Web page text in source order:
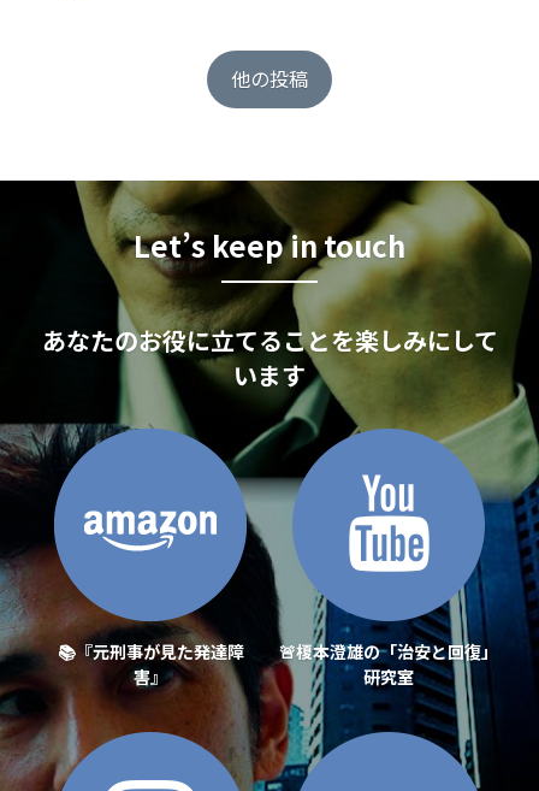
他の投稿
Let’s keep in touch
あなたのお役に立てることを楽しみにして
います
📚『元刑事が見た発達障
害』
🚨榎本澄雄の「治安と回復」
研究室